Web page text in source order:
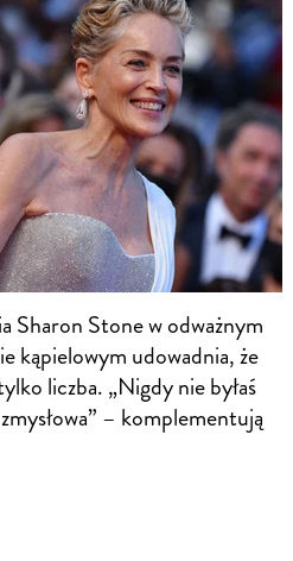
Sharon Stone w odważnym
kąpielowym udowadnia, że
liczba. „Nigdy nie byłaś
– komplementują